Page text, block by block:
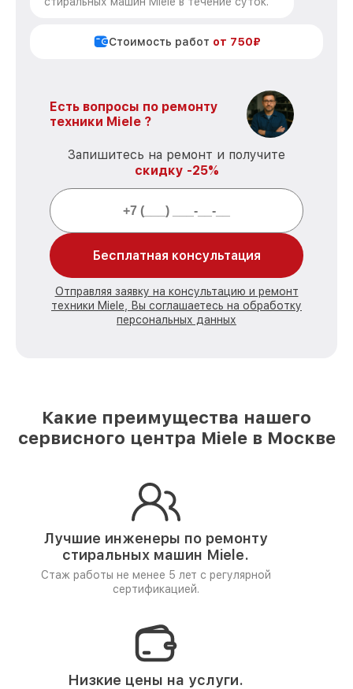
Стоимость работ от 750₽
Есть вопросы по ремонту
техники Miele ?
Запишитесь на ремонт и получите
скидку -25%
Бесплатная консультация
Отправляя заявку на консультацию и ремонт
техники Miele, Вы соглашаетесь на обработку
персональных данных
Какие преимущества нашего
сервисного центра Miele в Москве
Лучшие инженеры по ремонту
стиральных машин Miele.
Стаж работы не менее 5 лет с регулярной
сертификацией.
Низкие цены на услуги.